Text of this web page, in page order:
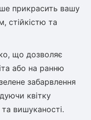
прикрасить вашу
стійкістю та
що дозволяє
або на ранню
забарвлення
квітку
вишуканості.